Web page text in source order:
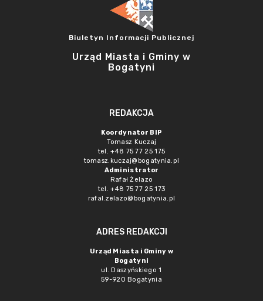
Biuletyn Informacji Publicznej
Urząd Miasta i Gminy w
Bogatyni
REDAKCJA
Koordynator BIP
Tomasz Kuczaj
tel. +48 75 77 25 175
tomasz.kuczaj@bogatynia.pl
Administrator
Rafał Żelazo
tel. +48 75 77 25 173
rafal.zelazo@bogatynia.pl
ADRES REDAKCJI
Urząd Miasta i Gminy w
Bogatyni
ul. Daszyńskiego 1
59-920 Bogatynia